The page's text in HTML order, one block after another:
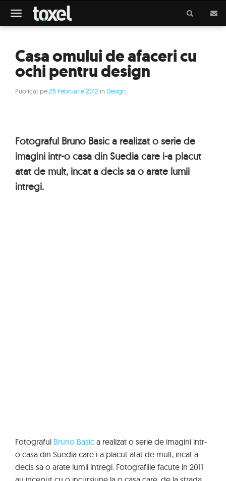
Meniu
Casa omului de afaceri cu
ochi pentru design
Publicat pe25 Februarie 2012 in Design
Fotograful Bruno Basic a realizat o serie de
imagini intr-o casa din Suedia care i-a placut
atat de mult, incat a decis sa o arate lumii
intregi.
Fotograful Bruno Basic a realizat o serie de imagini intr-
o casa din Suedia care i-a placut atat de mult, incat a
decis sa o arate lumii intregi. Fotografiile facute in 2011